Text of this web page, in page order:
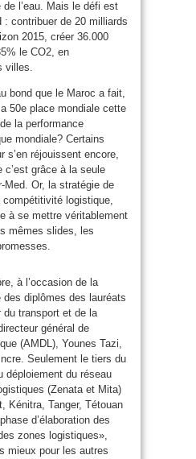
l’eau. Mais le défi est
: contribuer de 20 milliards
2015, créer 36.000
le CO2, en
villes.
bond que le Maroc a fait,
50e place mondiale cette
la performance
mondiale? Certains
s’en réjouissent encore,
c’est grâce à la seule
Med. Or, la stratégie de
logistique,
à se mettre véritablement
mêmes slides, les
à l’occasion de la
diplômes des lauréats
du transport et de la
général de
(AMDL), Younes Tazi,
Seulement le tiers du
déploiement du réseau
(Zenata et Mita)
Kénitra, Tanger, Tétouan
d’élaboration des
zones logistiques»,
mieux pour les autres